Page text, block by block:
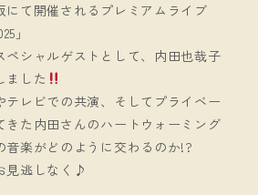
にて開催されるプレミアムライブ
」
ペシャルゲストとして、内田也哉子
ました
テレビでの共演、そしてプライベー
きた内田さんのハートウォーミング
音楽がどのように交わるのか!?
見逃しなく♪